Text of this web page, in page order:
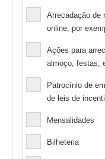
Arrecadação de
online, por
Ações para
almoço, festas,
Patrocínio de
de leis de
Mensalidades
Bilheteria